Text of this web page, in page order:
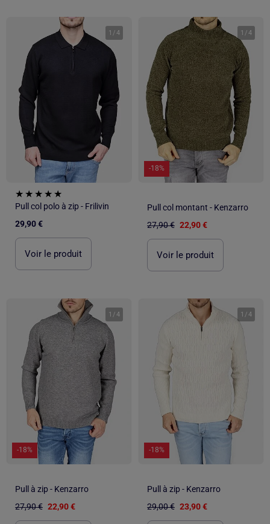
1 /4
Pull col polo à zip - Frilivin
29,90 €
Voir le produit
1 /4
-18%
Pull col montant - Kenzarro
27,90 € 22,90 €
Voir le produit
1 /4
-18%
Pull à zip - Kenzarro
27,90 € 22,90 €
1 /4
-18%
Pull à zip - Kenzarro
29,00 € 23,90 €